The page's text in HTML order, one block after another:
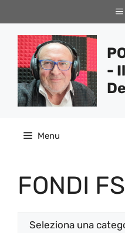
al
contenuto
-
Menu
FONDI
Categorie